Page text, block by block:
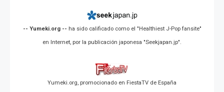
-- Yumeki.org -- ha sido calificado como el "Healthiest J-Pop fansite"
en Internet, por la publicación japonesa "Seekjapan.jp".
Yumeki.org, promocionado en FiestaTV de España